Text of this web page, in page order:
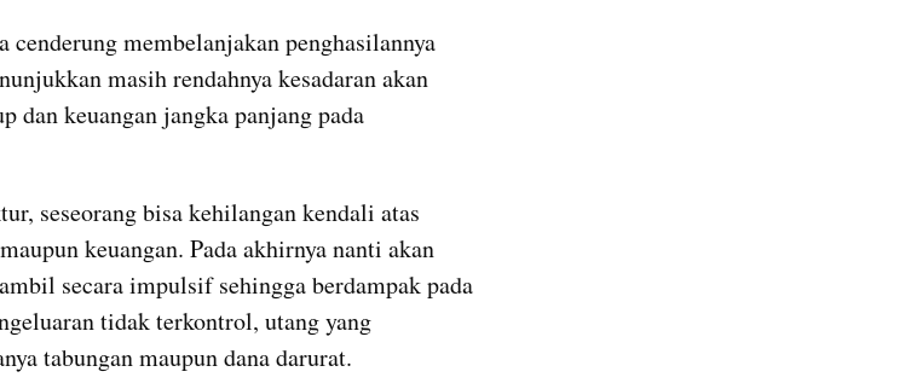
cenderung membelanjakan penghasilannya
masih rendahnya kesadaran akan
dan keuangan jangka panjang pada
seseorang bisa kehilangan kendali atas
keuangan. Pada akhirnya nanti akan
secara impulsif sehingga berdampak pada
tidak terkontrol, utang yang
tabungan maupun dana darurat.